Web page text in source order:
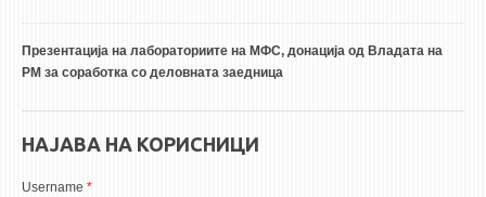
Презентација на лабораториите на МФС, донација од Владата на
РМ за соработка со деловната заедница
НАЈАВА НА КОРИСНИЦИ
Username *